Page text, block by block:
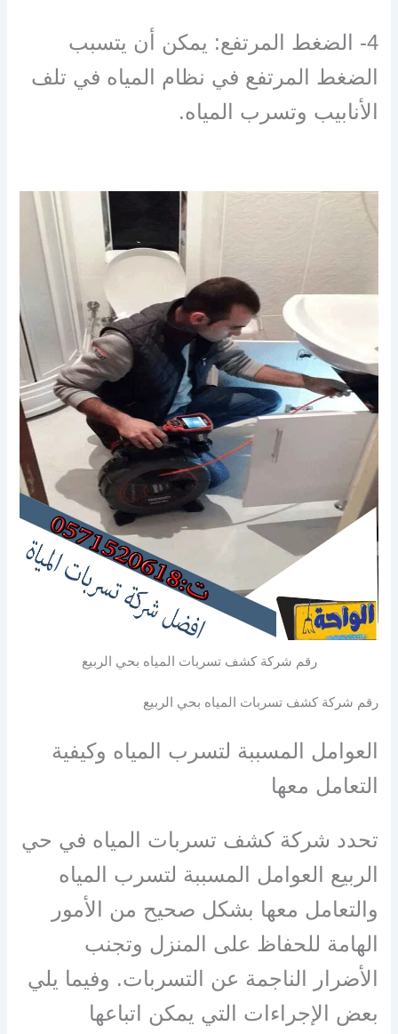
4- الضغط المرتفع: يمكن أن يتسبب
الضغط المرتفع في نظام المياه في تلف
الأنابيب وتسرب المياه.
رقم شركة كشف تسربات المياه بحي الربيع
رقم شركة كشف تسربات المياه بحي الربيع
العوامل المسببة لتسرب المياه وكيفية
التعامل معها
تحدد شركة كشف تسربات المياه في حي
الربيع العوامل المسببة لتسرب المياه
والتعامل معها بشكل صحيح من الأمور
الهامة للحفاظ على المنزل وتجنب
الأضرار الناجمة عن التسربات. وفيما يلي
بعض الإجراءات التي يمكن اتباعها